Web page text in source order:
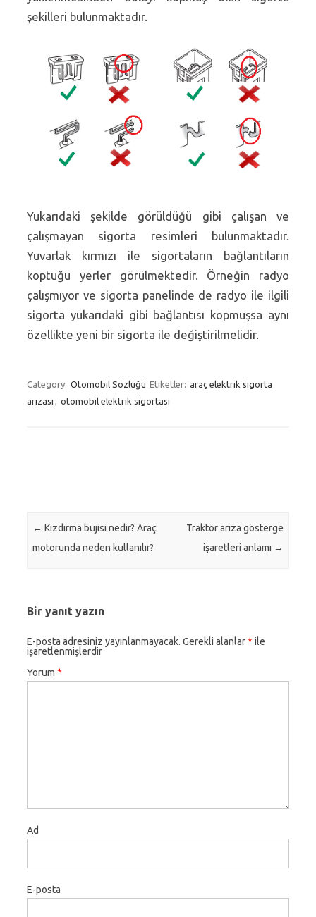
şekilleri bulunmaktadır.
Yukarıdaki şekilde görüldüğü gibi çalışan ve
çalışmayan sigorta resimleri bulunmaktadır.
Yuvarlak kırmızı ile sigortaların bağlantıların
koptuğu yerler görülmektedir. Örneğin radyo
çalışmıyor ve sigorta panelinde de radyo ile ilgili
sigorta yukarıdaki gibi bağlantısı kopmuşsa aynı
özellikte yeni bir sigorta ile değiştirilmelidir.
Category: Otomobil Sözlüğü Etiketler: araç elektrik sigorta
arızası , otomobil elektrik sigortası
Post navigation
← Kızdırma bujisi nedir? Araç
motorunda neden kullanılır?
Traktör arıza gösterge
işaretleri anlamı →
Bir yanıt yazın
E-posta adresiniz yayınlanmayacak. Gerekli alanlar* ile
işaretlenmişlerdir
Yorum *
Ad
E-posta